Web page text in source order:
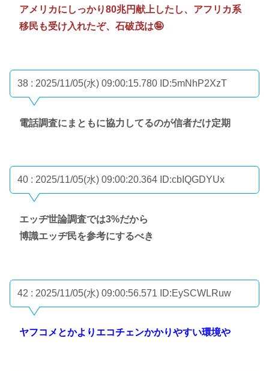
アメリカにしっかり80兆円献上したし、アフリカ系
移民も受け入れたぞ、石破茂は🤪
38 : 2025/11/05(水) 09:00:15.780 ID:5mNhP2XzT
電話調査にまともに協力してるのが信者だけ定期
40 : 2025/11/05(水) 09:00:20.364 ID:cbIQGDYUx
エッヂ世論調査では3%だから
博識エッヂ民を参考にするべき
42 : 2025/11/05(水) 09:00:56.571 ID:EySCWLRuw
ヤフコメとかよりエコチェンかかりやすい環境や